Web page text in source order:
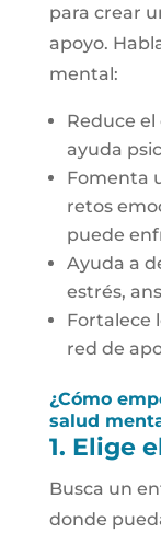
para crear
apoyo.
mental:
Reduce
ayuda
Fomenta
retos
puede
Ayuda a
estrés,
Fortalece
red de
¿Cómo
salud
1. Elige
Busca un
donde